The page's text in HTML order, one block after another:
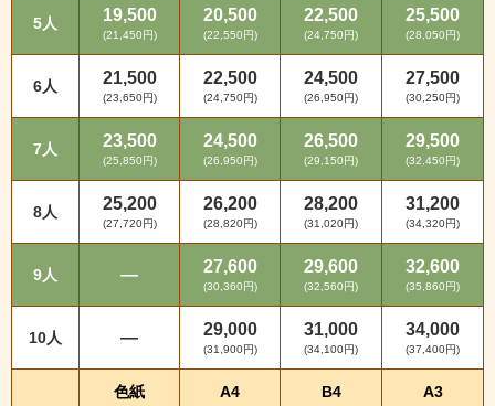
5人 19,500
(21,450円)
20,500
(22,550円)
22,500
(24,750円)
25,500
(28,050円)
6人 21,500
(23,650円)
22,500
(24,750円)
24,500
(26,950円)
27,500
(30,250円)
7人 23,500
(25,850円)
24,500
(26,950円)
26,500
(29,150円)
29,500
(32,450円)
8人 25,200
(27,720円)
26,200
(28,820円)
28,200
(31,020円)
31,200
(34,320円)
9人 — 27,600
(30,360円)
29,600
(32,560円)
32,600
(35,860円)
10人 — 29,000
(31,900円)
31,000
(34,100円)
34,000
(37,400円)
色紙 A4 B4 A3